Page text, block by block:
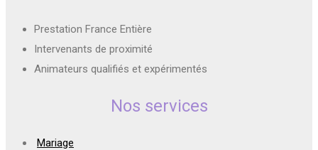
Prestation France Entière
Intervenants de proximité
Animateurs qualifiés et expérimentés
Nos services
Mariage